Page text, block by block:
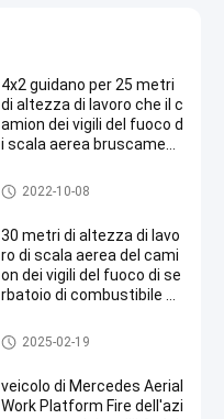
4x2 guidano per 25 metri
di altezza di lavoro che il c
amion dei vigili del fuoco d
i scala aerea bruscament
Camion dei vigili del fuoco di s
cala aerea
2022-10-08
30 metri di altezza di lavo
ro di scala aerea del cami
on dei vigili del fuoco di se
rbatoio di combustibile di
Camion dei vigili del fuoco di s
cala aerea
2025-02-19
veicolo di Mercedes Aerial
Work Platform Fire dell'azi